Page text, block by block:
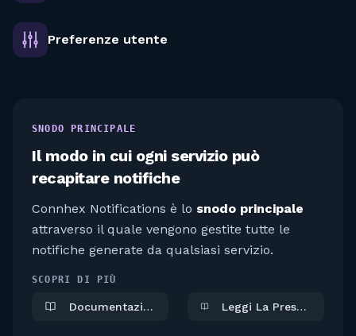
Preferenze utente
SNODO PRINCIPALE
Il modo in cui ogni servizio può
recapitare notifiche
Connhex Notifications è lo snodo principale
attraverso il quale vengono gestite tutte le
notifiche generate da qualsiasi servizio.
SCOPRI DI PIÙ
Documentazione Leggi La Presentazione